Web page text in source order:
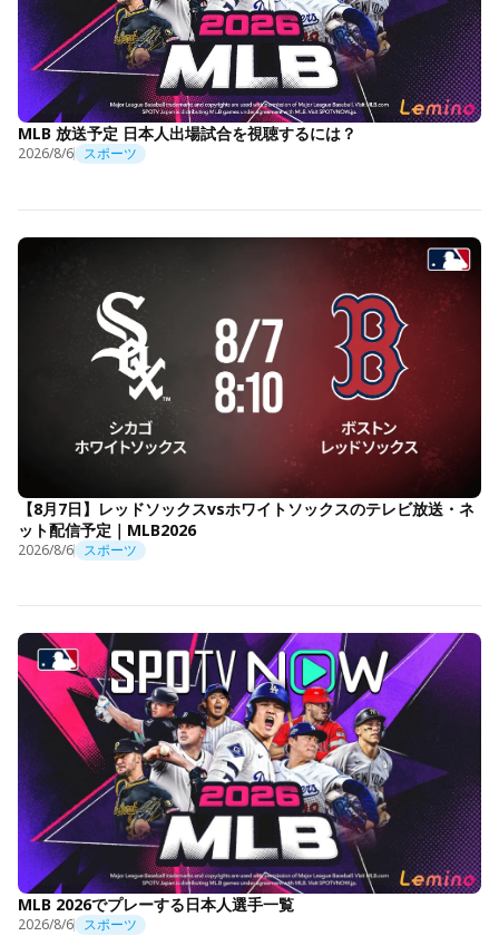
MLB 放送予定 日本人出場試合を視聴するには？
2026/8/6 スポーツ
【8月7日】レッドソックスvsホワイトソックスのテレビ放送・ネ
ット配信予定｜MLB2026
2026/8/6 スポーツ
MLB 2026でプレーする日本人選手一覧
2026/8/6 スポーツ